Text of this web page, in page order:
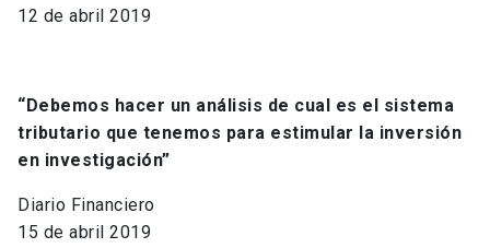
12 de abril 2019
“Debemos hacer un análisis de cual es el sistema
tributario que tenemos para estimular la inversión
en investigación”
Diario Financiero
15 de abril 2019